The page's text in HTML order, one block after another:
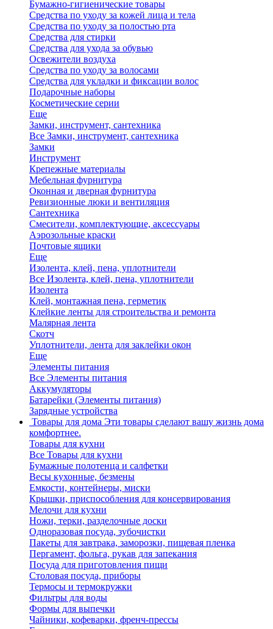
Бумажно-гигиенические товары
Средства по уходу за кожей лица и тела
Средства по уходу за полостью рта
Средства для стирки
Средства для ухода за обувью
Освежители воздуха
Средства по уходу за волосами
Средства для укладки и фиксации волос
Подарочные наборы
Косметические серии
Еще
Замки, инструмент, сантехника
Все Замки, инструмент, сантехника
Замки
Инструмент
Крепежные материалы
Мебельная фурнитура
Оконная и дверная фурнитура
Ревизионные люки и вентиляция
Сантехника
Смесители, комплектующие, аксессуары
Аэрозольные краски
Почтовые ящики
Еще
Изолента, клей, пена, уплотнители
Все Изолента, клей, пена, уплотнители
Изолента
Клей, монтажная пена, герметик
Клейкие ленты для строительства и ремонта
Малярная лента
Скотч
Уплотнители, лента для заклейки окон
Еще
Элементы питания
Все Элементы питания
Аккумуляторы
Батарейки (Элементы питания)
Зарядные устройства
Товары для дома Эти товары сделают вашу жизнь дома
комфортнее.
Товары для кухни
Все Товары для кухни
Бумажные полотенца и салфетки
Весы кухонные, безмены
Емкости, контейнеры, миски
Крышки, приспособления для консервирования
Мелочи для кухни
Ножи, терки, разделочные доски
Одноразовая посуда, зубочистки
Пакеты для завтрака, заморозки, пищевая пленка
Пергамент, фольга, рукав для запекания
Посуда для приготовления пищи
Столовая посуда, приборы
Термосы и термокружки
Фильтры для воды
Формы для выпечки
Чайники, кофеварки, френч-прессы